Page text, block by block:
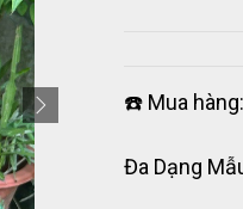
☎️ Mua
Đa Dạng